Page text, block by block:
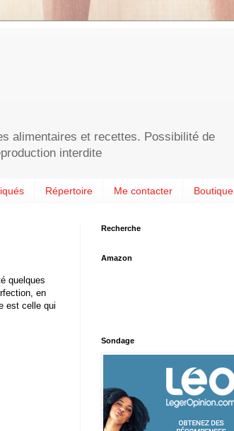
alimentaires et recettes. Possibilité de
interdite
Répertoire Me contacter Boutique
quelques
en
est celle qui
Recherche
Amazon
Sondage